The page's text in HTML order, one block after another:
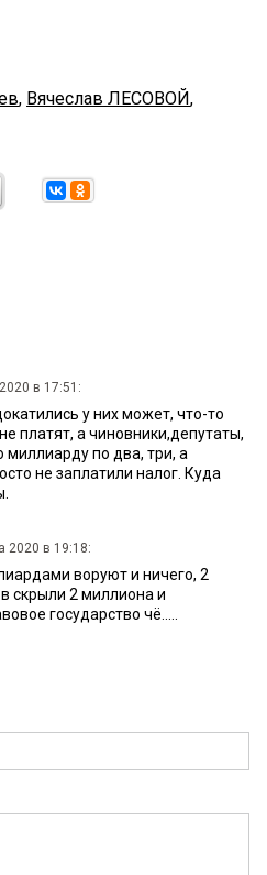
, Вячеслав ЛЕСОВОЙ,
в 17:51:
у них может, что-то
платят, а чиновники,депутаты,
по два, три, а
не заплатили налог. Куда
2020 в 19:18:
воруют и ничего, 2
скрыли 2 миллиона и
государство чё.....